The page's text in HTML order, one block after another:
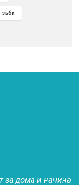
зъби
за дома и начина